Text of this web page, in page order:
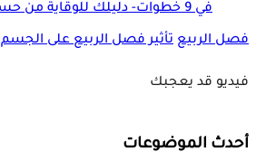
في 9 خطوات- دليلك للوقاية من حساسية العين في الربيع
فصل الربيع تأثير فصل الربيع على الجسم
فيديو قد يعجبك
أحدث الموضوعات